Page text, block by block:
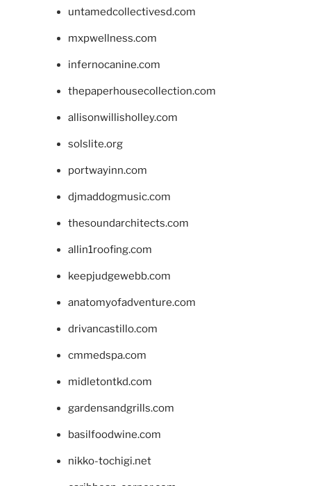
untamedcollectivesd.com
mxpwellness.com
infernocanine.com
thepaperhousecollection.com
allisonwillisholley.com
solslite.org
portwayinn.com
djmaddogmusic.com
thesoundarchitects.com
allin1roofing.com
keepjudgewebb.com
anatomyofadventure.com
drivancastillo.com
cmmedspa.com
midletontkd.com
gardensandgrills.com
basilfoodwine.com
nikko-tochigi.net